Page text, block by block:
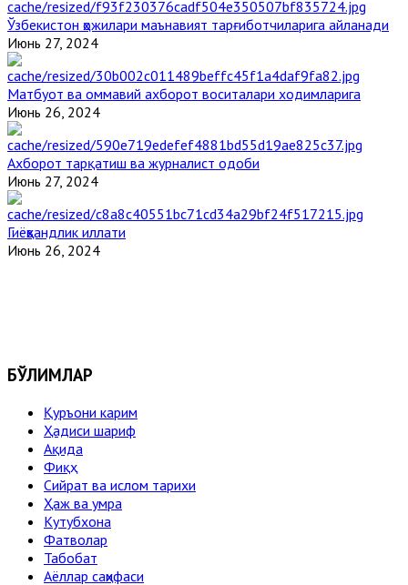
Ўзбекистон ҳожилари маънавият тарғиботчиларига айланади
Июнь 27, 2024
Матбуот ва оммавий ахборот воситалари ходимларига
Июнь 26, 2024
Ахборот тарқатиш ва журналист одоби
Июнь 27, 2024
Гиёҳвандлик иллати
Июнь 26, 2024
БЎЛИМЛАР
Қуръони карим
Ҳадиси шариф
Ақида
Фиқҳ
Сийрат ва ислом тарихи
Ҳаж ва умра
Кутубхона
Фатволар
Табобат
Аёллар саҳифаси